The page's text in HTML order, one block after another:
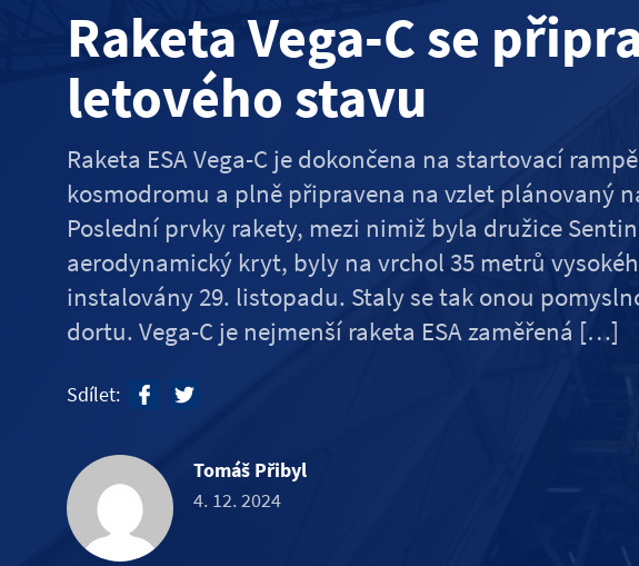
Raketa Vega-C se
letového stavu
Raketa ESA Vega-C je dokončena na startovací
kosmodromu a plně připravena na vzlet plánovaný
Poslední prvky rakety, mezi nimiž byla družice
aerodynamický kryt, byly na vrchol 35 metrů
instalovány 29. listopadu. Staly se tak onou
dortu. Vega-C je nejmenší raketa ESA zaměřená […]
Sdílet:
Tomáš Přibyl
4. 12. 2024